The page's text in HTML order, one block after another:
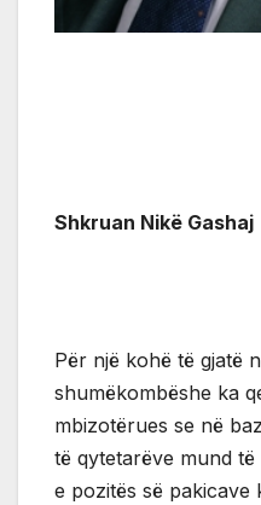
Shkruan Nikë Gashaj
Për një kohë të gjatë
shumëkombëshe ka
mbizotërues se në
të qytetarëve mund
e pozitës së